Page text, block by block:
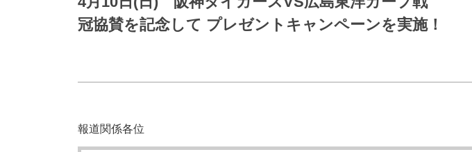
防災情報サービス
自転車生活サポート
J:COMブックス
冠協賛を記念して プレゼントキャンペーンを実施！
報道関係各位